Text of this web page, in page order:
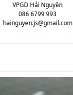
VPGD Hải Nguyên
086 6799 993
hainguyen.js@gmail.com